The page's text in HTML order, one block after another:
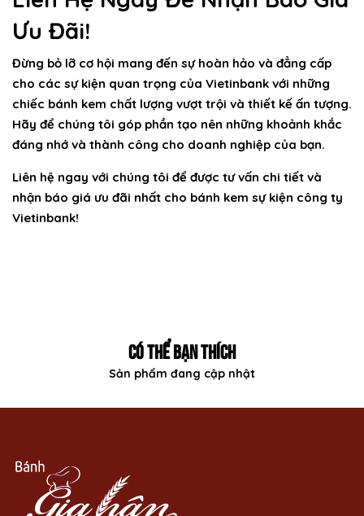
Ưu Đãi!
Đừng bỏ lỡ cơ hội mang đến sự hoàn hảo và đẳng cấp
cho các sự kiện quan trọng của Vietinbank với những
chiếc bánh kem chất lượng vượt trội và thiết kế ấn tượng.
Hãy để chúng tôi góp phần tạo nên những khoảnh khắc
đáng nhớ và thành công cho doanh nghiệp của bạn.
Liên hệ ngay với chúng tôi để được tư vấn chi tiết và
nhận báo giá ưu đãi nhất cho bánh kem sự kiện công ty
Vietinbank!
CÓ THỂ BẠN THÍCH
Sản phẩm đang cập nhật